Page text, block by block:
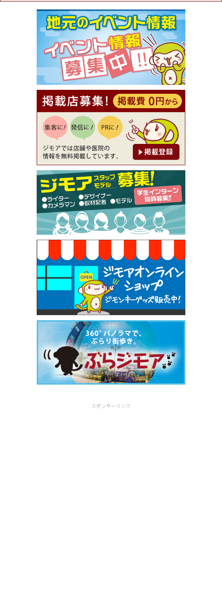
[有効期限]2026年9月30日まで
【ジモア限定①】初回割引 特価 VIO脱毛11,000円
⇒8,800円（メンズ専門ワックス脱毛サロン Mickle
（ミックル））
[有効期限]2026年9月30日
【ジモア読者特典2】コース 3,500円→3,000円（料
理5品+2時間飲み放題）（創作イタリアン Pia Cu
ore（ピアクオーレ））
[有効期限]2026年9月30日
【ジモア読者特典1】料理全品20％OFF ※18時以
降（創作イタリアン Pia Cuore（ピアクオーレ））
[有効期限]2026年9月30日
【ジモア限定②】初回割引 特価 鼻毛脱毛 半額 2,2
00円⇒1,100円（メンズ専門ワックス脱毛サロン Mi
ckle（ミックル））
[有効期限]2026年9月30日
【ジモア限定特典①】まつ毛カール 3,850円→ 2,7
50円（Premiere（プルミエール））
[有効期限]2026年9月30日
焼き餃子 一皿サービス（餃子酒場たっちゃん 西
早稲田店）
[有効期限]2026年9月30日
スポンサーリンク